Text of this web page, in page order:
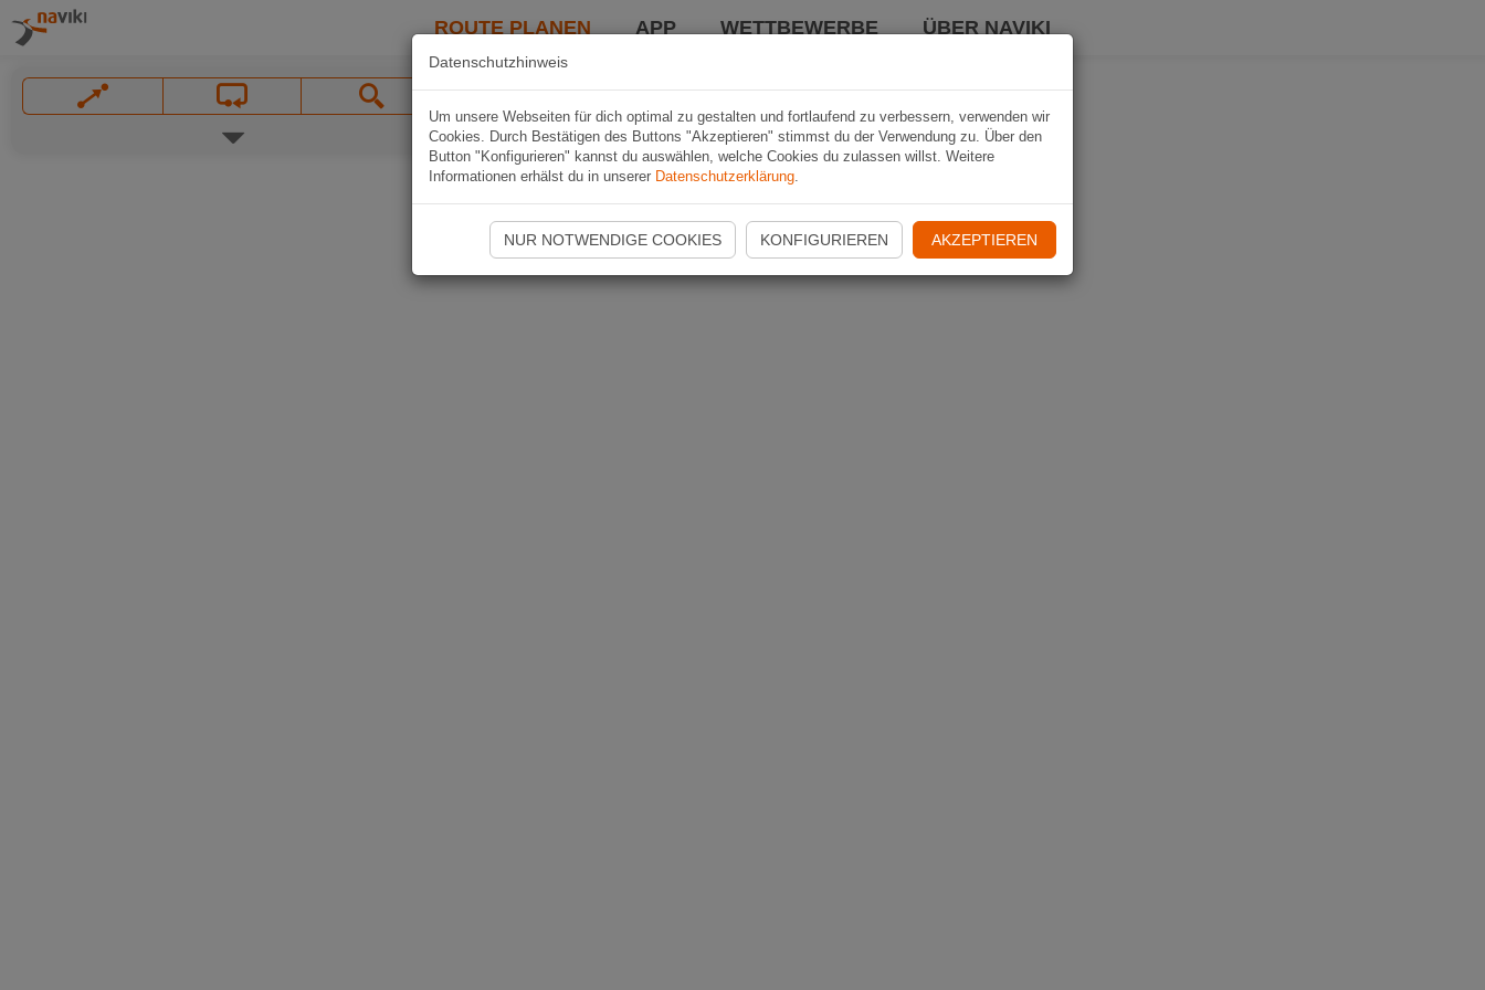
ROUTE PLANEN APP WETTBEWERBE ÜBER NAVIKI
Datenschutzhinweis
Um unsere Webseiten für dich optimal zu gestalten und fortlaufend zu verbessern, verwenden wir
Cookies. Durch Bestätigen des Buttons "Akzeptieren" stimmst du der Verwendung zu. Über den
Button "Konfigurieren" kannst du auswählen, welche Cookies du zulassen willst. Weitere
Informationen erhälst du in unserer Datenschutzerklärung.
NUR NOTWENDIGE COOKIES KONFIGURIEREN AKZEPTIEREN